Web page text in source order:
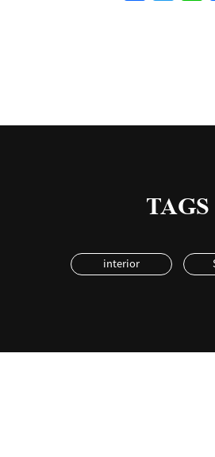
TAGS
interior